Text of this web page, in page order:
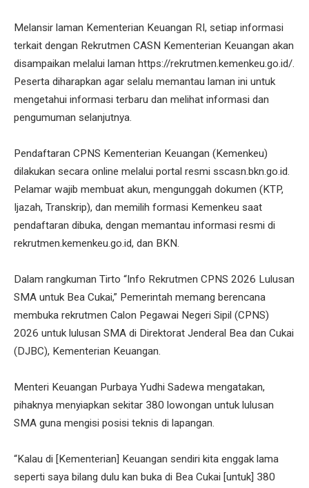
Melansir laman Kementerian Keuangan RI, setiap informasi
terkait dengan Rekrutmen CASN Kementerian Keuangan akan
disampaikan melalui laman https://rekrutmen.kemenkeu.go.id/.
Peserta diharapkan agar selalu memantau laman ini untuk
mengetahui informasi terbaru dan melihat informasi dan
pengumuman selanjutnya.
Pendaftaran CPNS Kementerian Keuangan (Kemenkeu)
dilakukan secara online melalui portal resmi sscasn.bkn.go.id.
Pelamar wajib membuat akun, mengunggah dokumen (KTP,
Ijazah, Transkrip), dan memilih formasi Kemenkeu saat
pendaftaran dibuka, dengan memantau informasi resmi di
rekrutmen.kemenkeu.go.id, dan BKN.
Dalam rangkuman Tirto “Info Rekrutmen CPNS 2026 Lulusan
SMA untuk Bea Cukai,” Pemerintah memang berencana
membuka rekrutmen Calon Pegawai Negeri Sipil (CPNS)
2026 untuk lulusan SMA di Direktorat Jenderal Bea dan Cukai
(DJBC), Kementerian Keuangan.
Menteri Keuangan Purbaya Yudhi Sadewa mengatakan,
pihaknya menyiapkan sekitar 380 lowongan untuk lulusan
SMA guna mengisi posisi teknis di lapangan.
“Kalau di [Kementerian] Keuangan sendiri kita enggak lama
seperti saya bilang dulu kan buka di Bea Cukai [untuk] 380